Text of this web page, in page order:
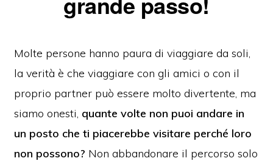
Molte persone hanno paura di viaggiare da soli,
la verità è che viaggiare con gli amici o con il
proprio partner può essere molto divertente, ma
siamo onesti, quante volte non puoi andare in
un posto che ti piacerebbe visitare perché loro
non possono? Non abbandonare il percorso solo